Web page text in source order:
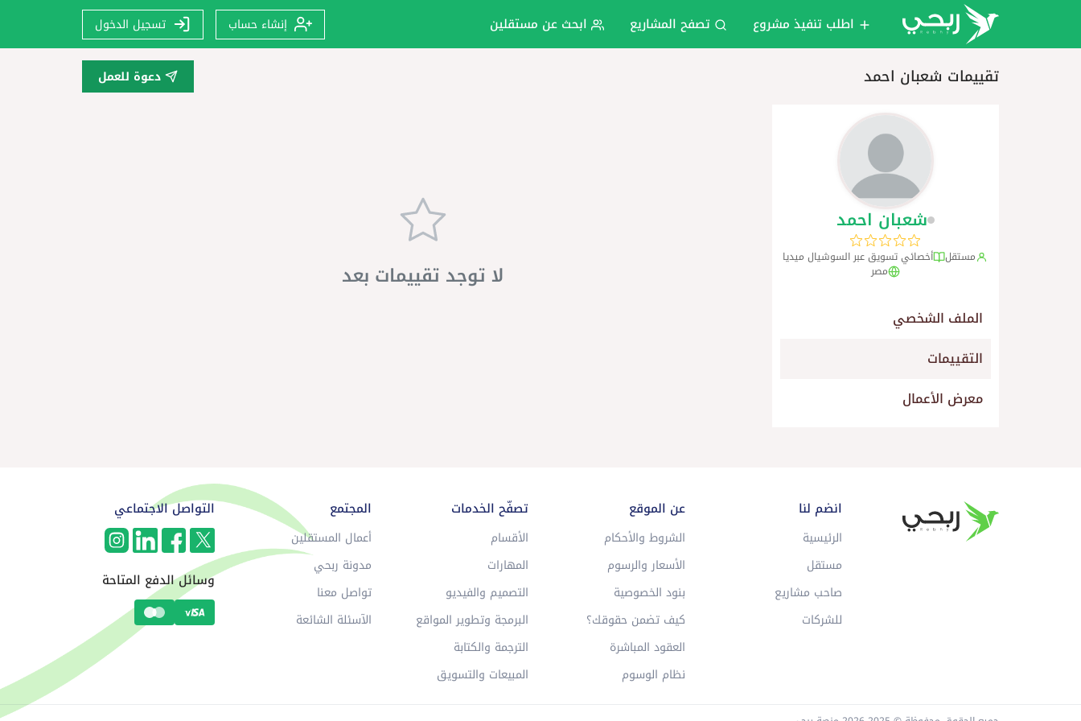
اطلب تنفيذ مشروع تصفح المشاريع ابحث عن مستقلين إنشاء حساب تسجيل الدخول
تقييمات شعبان احمد دعوة للعمل
شعبان احمد
مستقل
أخصائي تسويق عبر السوشيال ميديا
مصر
الملف الشخصي
التقييمات
معرض الأعمال
لا توجد تقييمات بعد
انضم لنا
الرئيسية
مستقل
صاحب مشاريع
للشركات
عن الموقع
الشروط والأحكام
الأسعار والرسوم
بنود الخصوصية
كيف تضمن حقوقك؟
العقود المباشرة
نظام الوسوم
تصفّح الخدمات
الأقسام
المهارات
التصميم والفيديو
البرمجة وتطوير المواقع
الترجمة والكتابة
المبيعات والتسويق
المجتمع
أعمال المستقلين
مدونة ربحي
تواصل معنا
الآسئلة الشائعة
التواصل الاجتماعي
وسائل الدفع المتاحة